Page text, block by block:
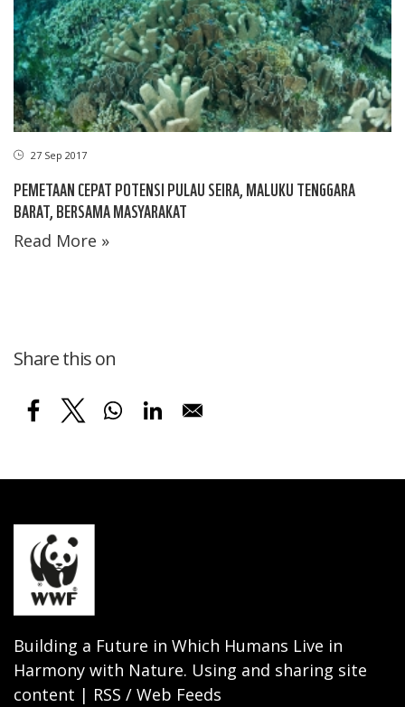
27 Sep 2017
PEMETAAN CEPAT POTENSI PULAU SEIRA, MALUKU TENGGARA
BARAT, BERSAMA MASYARAKAT
Read More »
Share this on
Building a Future in Which Humans Live in
Harmony with Nature. Using and sharing site
content | RSS / Web Feeds